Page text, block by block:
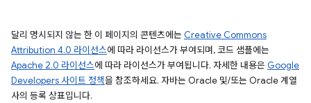
달리 명시되지 않는 한 이 페이지의 콘텐츠에는 Creative Commons
Attribution 4.0 라이선스에 따라 라이선스가 부여되며, 코드 샘플에는
Apache 2.0 라이선스에 따라 라이선스가 부여됩니다. 자세한 내용은 Google
Developers 사이트 정책을 참조하세요. 자바는 Oracle 및/또는 Oracle 계열
사의 등록 상표입니다.